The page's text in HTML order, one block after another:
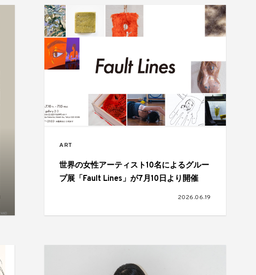
ART
世界の女性アーティスト10名によるグルー
プ展「Fault Lines」が7月10日より開催
2026.06.19